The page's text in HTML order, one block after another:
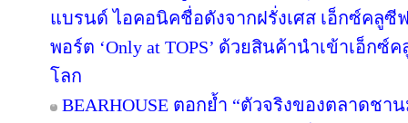
แบรนด์ ไอคอนิคชื่อดังจากฝรั่งเศส เอ็กซ์คลูซี
พอร์ต ‘Only at TOPS’ ด้วยสินค้านำเข้าเอ็ก
โลก
BEARHOUSE ตอกย้ำ “ตัวจริงของตลาดชา